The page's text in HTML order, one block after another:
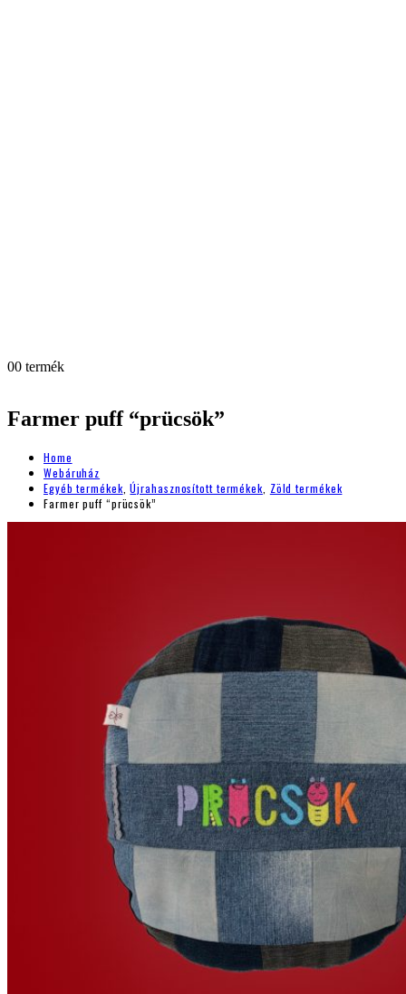
00 termék
Farmer puff “prücsök”
Home
Webáruház
Egyéb termékek ,Újrahasznosított termékek Zöld termékek
Farmer puff “prücsök”